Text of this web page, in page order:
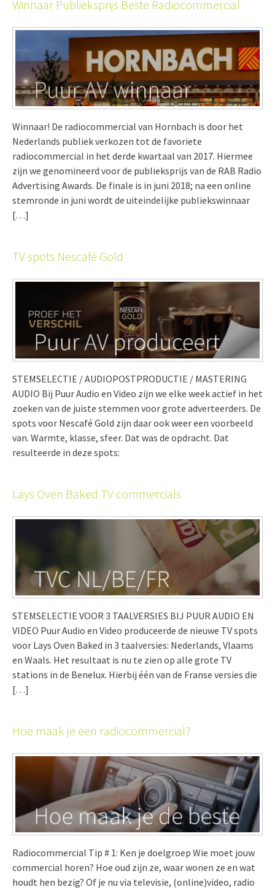
Winnaar Publieksprijs Beste Radiocommercial
Winnaar! De radiocommercial van Hornbach is door het
Nederlands publiek verkozen tot de favoriete
radiocommercial in het derde kwartaal van 2017. Hiermee
zijn we genomineerd voor de publieksprijs van de RAB Radio
Advertising Awards. De finale is in juni 2018; na een online
stemronde in juni wordt de uiteindelijke publiekswinnaar
[…]
TV spots Nescafé Gold
STEMSELECTIE / AUDIOPOSTPRODUCTIE / MASTERING
AUDIO Bij Puur Audio en Video zijn we elke week actief in het
zoeken van de juiste stemmen voor grote adverteerders. De
spots voor Nescafé Gold zijn daar ook weer een voorbeeld
van. Warmte, klasse, sfeer. Dat was de opdracht. Dat
resulteerde in deze spots:
Lays Oven Baked TV commercials
STEMSELECTIE VOOR 3 TAALVERSIES BIJ PUUR AUDIO EN
VIDEO Puur Audio en Video produceerde de nieuwe TV spots
voor Lays Oven Baked in 3 taalversies: Nederlands, Vlaams
en Waals. Het resultaat is nu te zien op alle grote TV
stations in de Benelux. Hierbij één van de Franse versies die
[…]
Hoe maak je een radiocommercial?
Radiocommercial Tip # 1: Ken je doelgroep Wie moet jouw
commercial horen? Hoe oud zijn ze, waar wonen ze en wat
houdt hen bezig? Of je nu via televisie, (online)video, radio